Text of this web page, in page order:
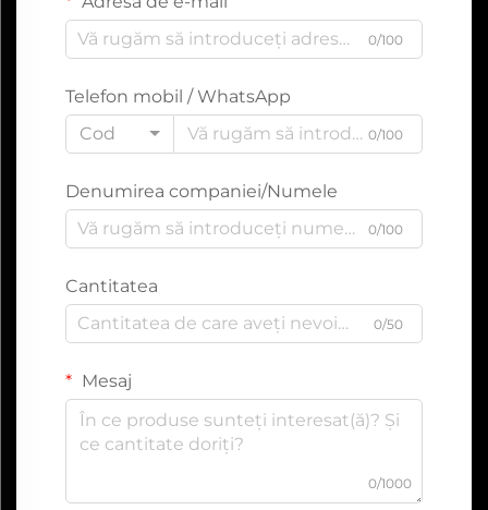
0/100
Telefon mobil / WhatsApp
Cod
0/100
Denumirea companiei/Numele
0/100
Cantitatea
0/50
Mesaj
0/1000